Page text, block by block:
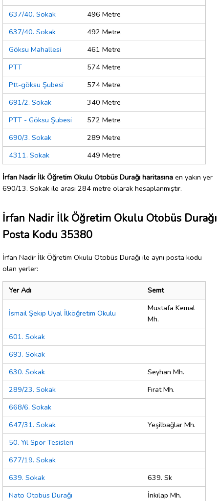
637/40. Sokak
496 Metre
637/40. Sokak
492 Metre
Göksu Mahallesi
461 Metre
PTT
574 Metre
Ptt-göksu Şubesi
574 Metre
691/2. Sokak
340 Metre
PTT - Göksu Şubesi
572 Metre
690/3. Sokak
289 Metre
4311. Sokak
449 Metre
İrfan Nadir İlk Öğretim Okulu Otobüs Durağı haritasına en yakın yer
690/13. Sokak ile arası 284 metre olarak hesaplanmıştır.
İrfan Nadir İlk Öğretim Okulu Otobüs Durağı
Posta Kodu 35380
İrfan Nadir İlk Öğretim Okulu Otobüs Durağı ile aynı posta kodu
olan yerler:
Yer Adı Semt
İsmail Şekip Uyal İlköğretim Okulu
Mustafa Kemal
Mh.
601. Sokak
693. Sokak
630. Sokak
Seyhan Mh.
289/23. Sokak
Fırat Mh.
668/6. Sokak
647/31. Sokak
Yeşilbağlar Mh.
50. Yıl Spor Tesisleri
677/19. Sokak
639. Sokak
639. Sk
Nato Otobüs Durağı
İnkılap Mh.